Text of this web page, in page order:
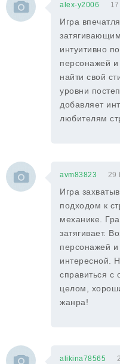
alex-y2006
Игра
интуитивно
персонажей и
найти свой
уровни
добавляет
любителям
avm83823 29
Игра
подходом к
механике.
затягивает.
персонажей и
интересной.
справиться
целом,
жанра!
alikina78565